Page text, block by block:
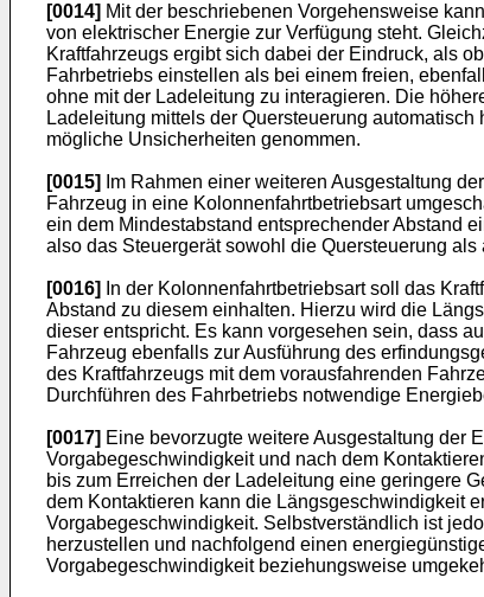
[0014] Mit der beschriebenen Vorgehensweise
von elektrischer Energie zur Verfügung steht.
Kraftfahrzeugs ergibt sich dabei der Eindruck, als
Fahrbetriebs einstellen als bei einem freien,
ohne mit der Ladeleitung zu interagieren. Die
Ladeleitung mittels der Quersteuerung
mögliche Unsicherheiten genommen.
[0015]
Im Rahmen einer weiteren Ausgestaltung
Fahrzeug in eine Kolonnenfahrtbetriebsart
ein dem Mindestabstand entsprechender Abstand
also das Steuergerät sowohl die Quersteuerung
[0016]
In der Kolonnenfahrtbetriebsart soll das
Abstand zu diesem einhalten. Hierzu wird die
dieser entspricht. Es kann vorgesehen sein, dass
Fahrzeug ebenfalls zur Ausführung des
des Kraftfahrzeugs mit dem vorausfahrenden
Durchführen des Fahrbetriebs notwendige
[0017] Eine bevorzugte weitere Ausgestaltung der
Vorgabegeschwindigkeit und nach dem
bis zum Erreichen der Ladeleitung eine geringere
dem Kontaktieren kann die Längsgeschwindigkeit
Vorgabegeschwindigkeit. Selbstverständlich ist
herzustellen und nachfolgend einen
Vorgabegeschwindigkeit beziehungsweise